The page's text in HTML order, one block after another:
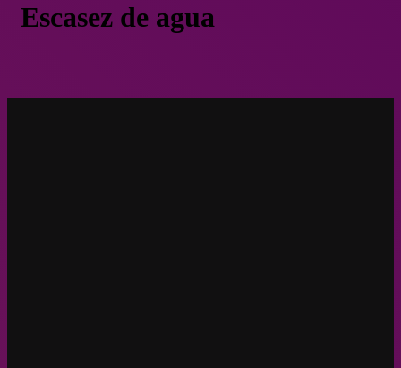
Escasez de agua